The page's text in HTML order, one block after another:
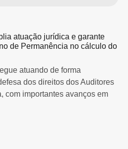
atuação jurídica e garante
de Permanência no cálculo do
atuando de forma
dos direitos dos Auditores
com importantes avanços em